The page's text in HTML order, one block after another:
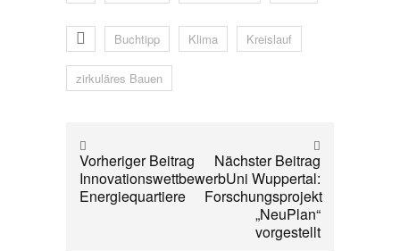
Buchtipp Klima Kreislauf
zirkuläres Bauen
Vorheriger Beitrag
Innovationswettbewerb
Energiequartiere
Nächster Beitrag
Uni Wuppertal:
Forschungsprojekt
„NeuPlan“
vorgestellt